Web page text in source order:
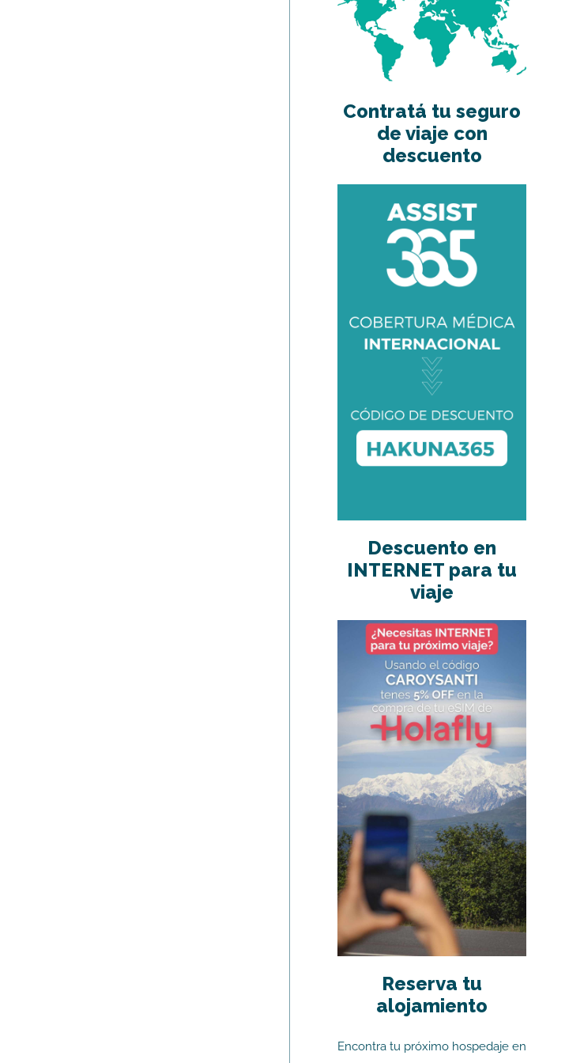
Contratá tu seguro
de viaje con
descuento
Descuento en
INTERNET para tu
viaje
Reserva tu
alojamiento
Encontra tu próximo hospedaje en